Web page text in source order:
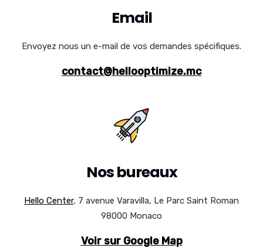
Email
Envoyez nous un e-mail de vos demandes spécifiques.
contact@hellooptimize.mc
Nos bureaux
Hello Center, 7 avenue Varavilla, Le Parc Saint Roman
98000 Monaco
Voir sur Google Map